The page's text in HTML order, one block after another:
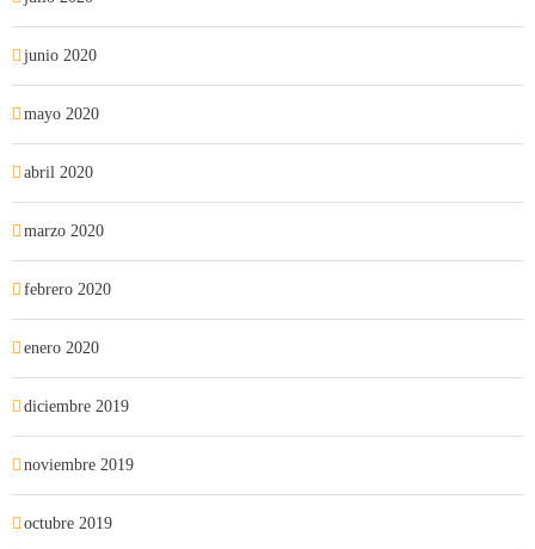
junio 2020
mayo 2020
abril 2020
marzo 2020
febrero 2020
enero 2020
diciembre 2019
noviembre 2019
octubre 2019